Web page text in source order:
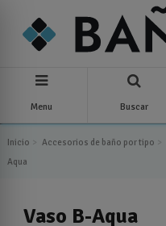
Menu Buscar
Inicio Accesorios de baño por tipo
Aqua
Vaso B-Aqua